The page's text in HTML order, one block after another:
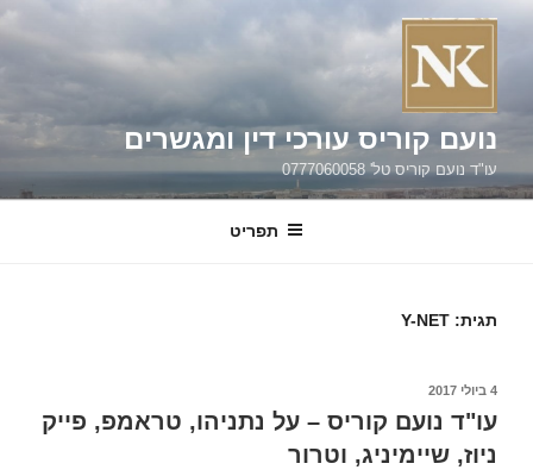
דילוג
נועם קוריס עורכי דין ומגשרים
עו"ד נועם קוריס טל' 0777060058
תפריט
תגית: Y-NET
פורסם
4 ביולי 2017
עו"ד נועם קוריס – על נתניהו, טראמפ, פייק
ניוז, שיימיניג, וטרור